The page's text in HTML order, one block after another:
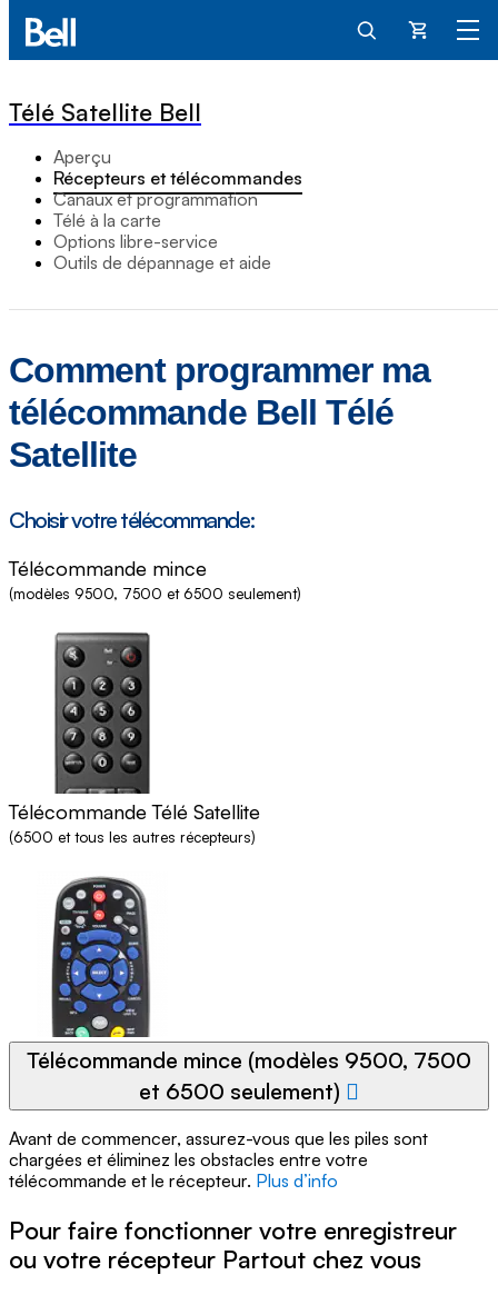
Panier
Télé Satellite Bell
Aperçu
Récepteurs et télécommandes
Canaux et programmation
Télé à la carte
Options libre-service
Outils de dépannage et aide
Comment programmer ma
télécommande Bell Télé
Satellite
Choisir votre télécommande:
Télécommande mince
(modèles 9500, 7500 et 6500 seulement)
Télécommande Télé Satellite
(6500 et tous les autres récepteurs)
Télécommande mince (modèles 9500, 7500
et 6500 seulement)
Avant de commencer, assurez-vous que les piles sont
chargées et éliminez les obstacles entre votre
télécommande et le récepteur. Plus d’info
Pour faire fonctionner votre enregistreur
ou votre récepteur Partout chez vous